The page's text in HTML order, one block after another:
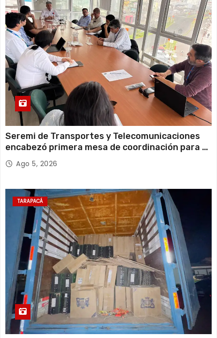
12 de agosto
Miércoles 22°C 19°C
Seremi de Transportes y Telecomunicaciones
encabezó primera mesa de coordinación para el
retiro de cables en desuso en Iquique
Ago 5, 2026
TARAPACÁ